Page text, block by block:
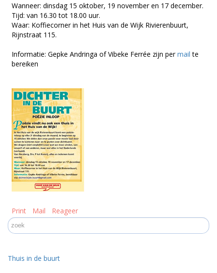
Wanneer: dinsdag 15 oktober, 19 november en 17 december.
Tijd: van 16.30 tot 18.00 uur.
Waar: Koffiecorner in het Huis van de Wijk Rivierenbuurt,
Rijnstraat 115.
Informatie: Gepke Andringa of Vibeke Ferrée zijn permail te
bereiken
Print Mail Reageer
Thuis in de buurt